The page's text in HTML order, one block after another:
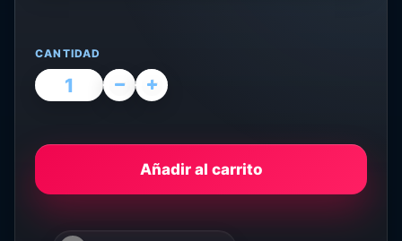
CANTIDAD
Añadir al carrito